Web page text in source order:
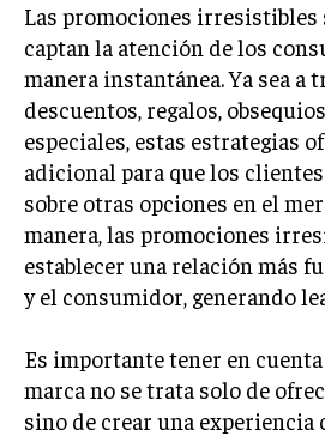
VENTA DE ENLACES
MARKETING DIGITAL
PUBLICIDAD
VENTAS Y PERSUASIÓN
GESTIÓN DE PRODUCTOS
COMUNICACIÓN
INVESTIGACIÓN DE
ANÁLISIS DE COMPETENCIA
Las promociones irresistibles
captan la atención de los
manera instantánea. Ya sea a
descuentos, regalos,
especiales, estas estrategias
adicional para que los
sobre otras opciones en el
manera, las promociones
establecer una relación más
y el consumidor, generando
Es importante tener en
marca no se trata solo de
sino de crear una experiencia